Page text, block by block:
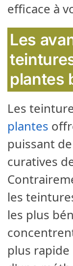
efficace à
Les
plantes
Les
plantes
puissant
curatives
les
les plus
plus